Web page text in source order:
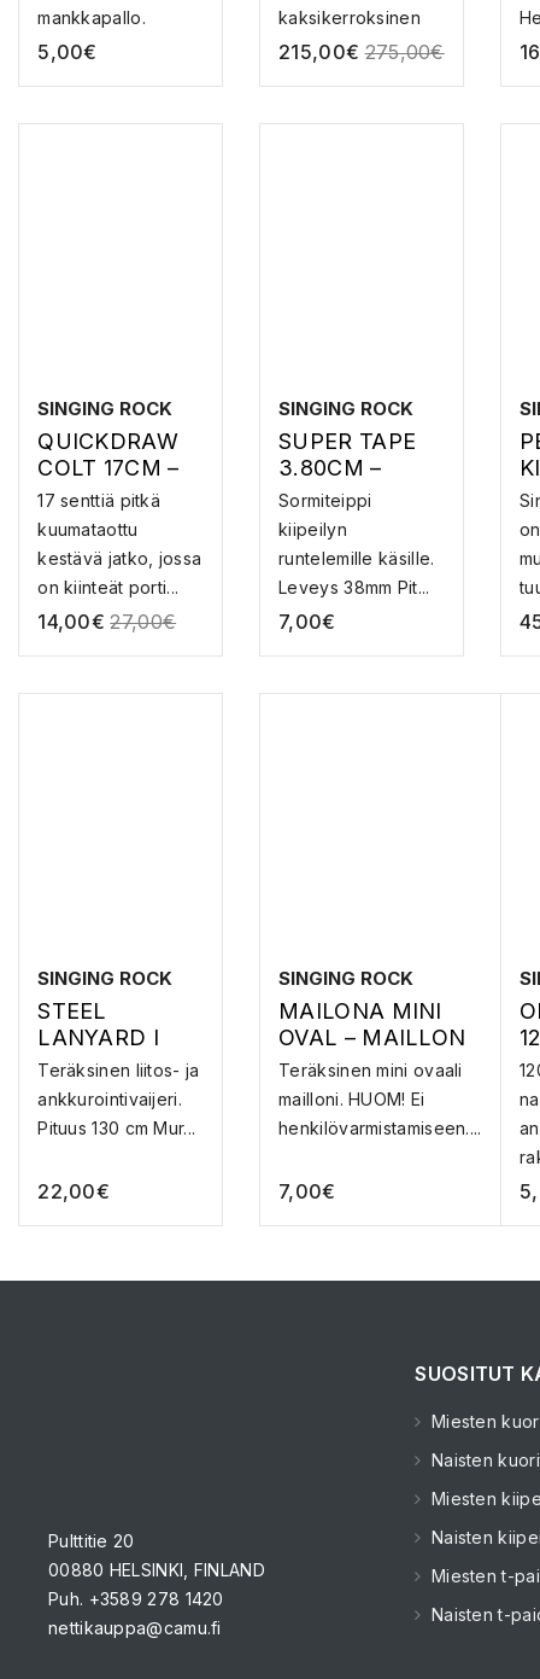
mankkapallo.
Uudelleen täy...
5,00€
kaksikerroksinen
iskuja vai...
215,00€ 275,00€
ja
SINGING ROCK
QUICKDRAW
COLT 17CM –
JARKO
17 senttiä pitkä
kuumataottu
kestävä jatko, jossa
on kiinteät porti...
14,00€ 27,00€
SINGING ROCK
SUPER TAPE
3.80CM –
KIIPEILYTEIPPI
Sormiteippi
kiipeilyn
runtelemille käsille.
Leveys 38mm Pit...
7,00€
Ä
SINGING ROCK
STEEL
LANYARD I
130CM –
VAIJERIANKKU
RI
Teräksinen liitos- ja
ankkurointivaijeri.
Pituus 130 cm Mur...
22,00€
SINGING ROCK
MAILONA MINI
OVAL – MAILLON
Teräksinen mini ovaali
mailloni. HUOM! Ei
henkilövarmistamiseen....
7,00€
Pulttitie 20
00880 HELSINKI, FINLAND
Puh. +3589 278 1420
nettikauppa@camu.fi
SUOSITUT
Miesten
Naisten
Miesten
Naisten
Miesten t-
Naisten t-